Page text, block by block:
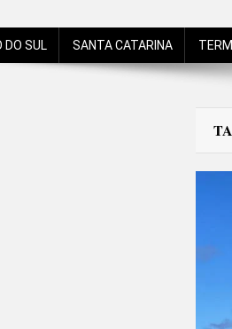
DO SUL SANTA CATARINA